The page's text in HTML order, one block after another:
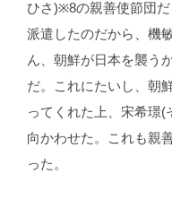
ひさ)※8の親善使節団
派遣したのだから、機
ん、朝鮮が日本を襲う
だ。これにたいし、朝
ってくれた上、宋希璟(
向かわせた。これも親
った。